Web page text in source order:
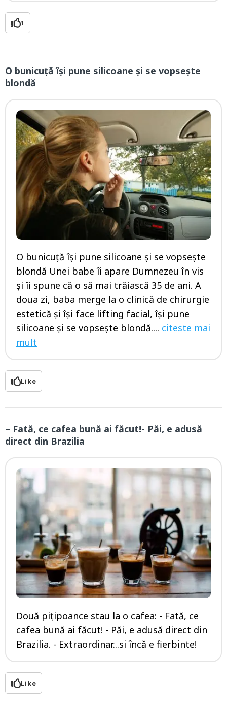
1
O bunicuță își pune silicoane și se vopsește
blondă
O bunicuță își pune silicoane și se vopsește
blondă Unei babe îi apare Dumnezeu în vis
și îi spune că o să mai trăiască 35 de ani. A
doua zi, baba merge la o clinică de chirurgie
estetică și își face lifting facial, își pune
silicoane și se vopsește blondă.... citeste mai
mult
Like
– Fată, ce cafea bună ai făcut!- Păi, e adusă
direct din Brazilia
Două pițipoance stau la o cafea: - Fată, ce
cafea bună ai făcut! - Păi, e adusă direct din
Brazilia. - Extraordinar...si încă e fierbinte!
Like